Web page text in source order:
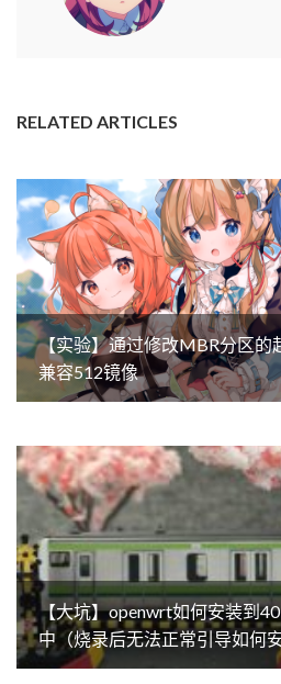
RELATED ARTICLES
【实验】通过修改MBR分区的
兼容512镜像
【大坑】openwrt如何安装到
中（烧录后无法正常引导如何